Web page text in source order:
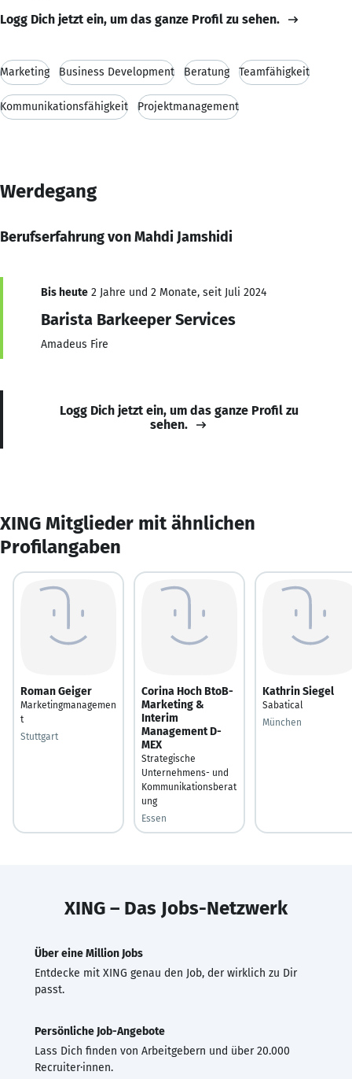
Logg Dich jetzt ein, um das ganze Profil zu sehen.
Marketing Business Development Beratung Teamfähigkeit
Kommunikationsfähigkeit Projektmanagement
Werdegang
Berufserfahrung von Mahdi Jamshidi
Bis heute 2 Jahre und 2 Monate, seit Juli 2024
Barista Barkeeper Services
Amadeus Fire
Logg Dich jetzt ein, um das ganze Profil zu
sehen.
XING Mitglieder mit ähnlichen
Profilangaben
Roman Geiger
Marketingmanagemen
t
Stuttgart
Corina Hoch BtoB-
Marketing &
Interim
Management D-
MEX
Strategische
Unternehmens- und
Kommunikationsberat
ung
Essen
Kathrin Siegel
Sabatical
München
XING – Das Jobs-Netzwerk
Über eine Million Jobs
Entdecke mit XING genau den Job, der wirklich zu Dir
passt.
Persönliche Job-Angebote
Lass Dich finden von Arbeitgebern und über 20.000
Recruiter·innen.